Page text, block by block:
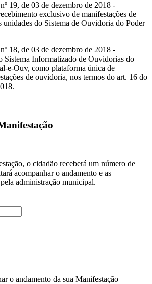
19, de 03 de dezembro de 2018 -
exclusivo de manifestações de
do Sistema de Ouvidoria do Poder
18, de 03 de dezembro de 2018 -
Sistema Informatizado de Ouvidorias do
e-Ouv, como plataforma única de
de ouvidoria, nos termos do art. 16 do
o cidadão receberá um número de
acompanhar o andamento e as
administração municipal.
o andamento da sua Manifestação